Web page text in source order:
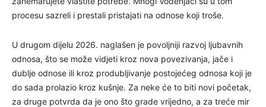
procesu sazreli i prestali pristajati na odnose koji troše.
U drugom dijelu 2026. naglašen je povoljniji razvoj ljubavnih
odnosa, što se može vidjeti kroz nova povezivanja, jače i
dublje odnose ili kroz produbljivanje postojećeg odnosa koji je
do sada prolazio kroz kušnje. Za neke će to biti novi početak,
za druge potvrda da je ono što grade vrijedno, a za treće mir